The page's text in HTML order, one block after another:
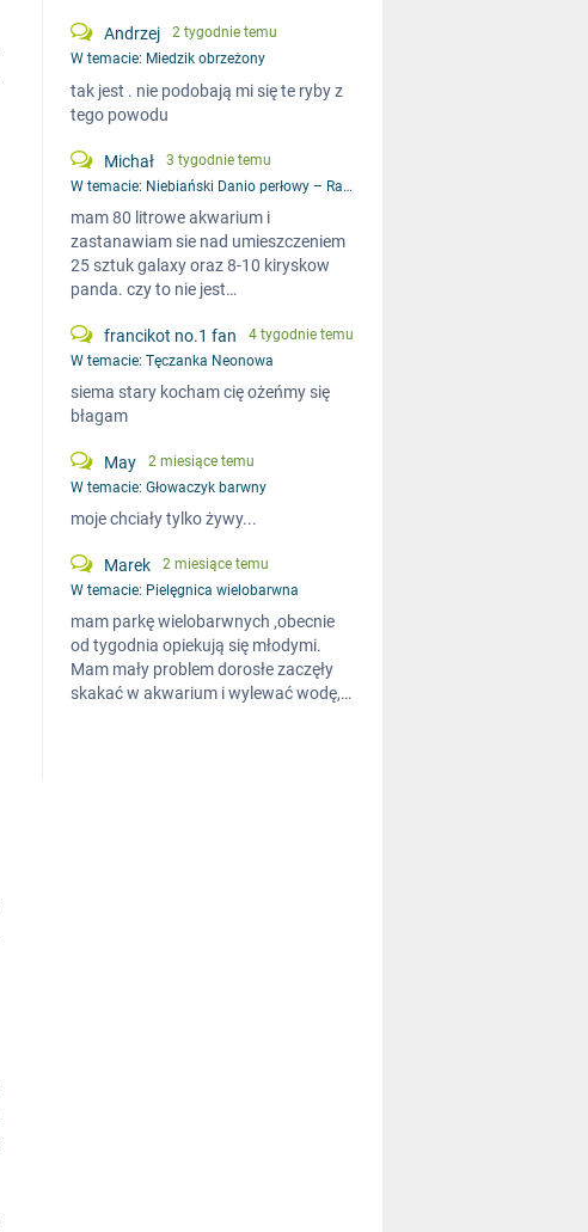
Andrzej
2 tygodnie temu
W temacie: Miedzik obrzeżony
tak jest . nie podobają mi się te ryby z
tego powodu
Michał
3 tygodnie temu
W temacie: Niebiański Danio perłowy – Razbora galaxy
mam 80 litrowe akwarium i
zastanawiam sie nad umieszczeniem
25 sztuk galaxy oraz 8-10 kiryskow
panda. czy to nie jest…
francikot no.1 fan
4 tygodnie temu
W temacie: Tęczanka Neonowa
siema stary kocham cię ożeńmy się
błagam
May
2 miesiące temu
W temacie: Głowaczyk barwny
moje chciały tylko żywy...
Marek
2 miesiące temu
W temacie: Pielęgnica wielobarwna
mam parkę wielobarwnych ,obecnie
od tygodnia opiekują się młodymi.
Mam mały problem dorosłe zaczęły
skakać w akwarium i wylewać wodę,…